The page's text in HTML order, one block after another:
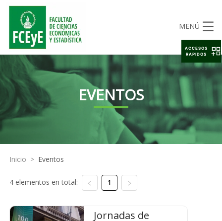
MENÚ
EVENTOS
Inicio > Eventos
4 elementos en total: 1
Jornadas de
ACCESOS
RAPIDOS